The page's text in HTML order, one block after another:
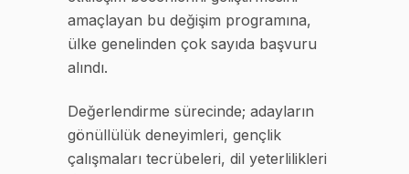
amaçlayan bu değişim programına,
ülke genelinden çok sayıda başvuru
alındı.
Değerlendirme sürecinde; adayların
gönüllülük deneyimleri, gençlik
çalışmaları tecrübeleri, dil yeterlilikleri